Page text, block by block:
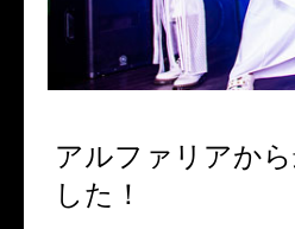
アルファリアか
した！